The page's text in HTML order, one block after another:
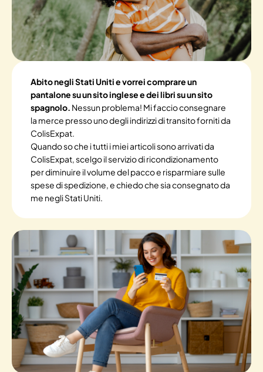
Abito negli Stati Uniti e vorrei comprare un
pantalone su un sito inglese e dei libri su un sito
spagnolo. Nessun problema! Mi faccio consegnare
la merce presso uno degli indirizzi di transito forniti da
ColisExpat.
Quando so che i tutti i miei articoli sono arrivati da
ColisExpat, scelgo il servizio di ricondizionamento
per diminuire il volume del pacco e risparmiare sulle
spese di spedizione, e chiedo che sia consegnato da
me negli Stati Uniti.